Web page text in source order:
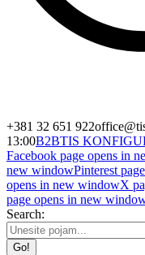
+381 32 651 922
13:00B2BTIS
Facebook page opens in
new windowPinterest
opens in new windowX
page opens in new
Search: